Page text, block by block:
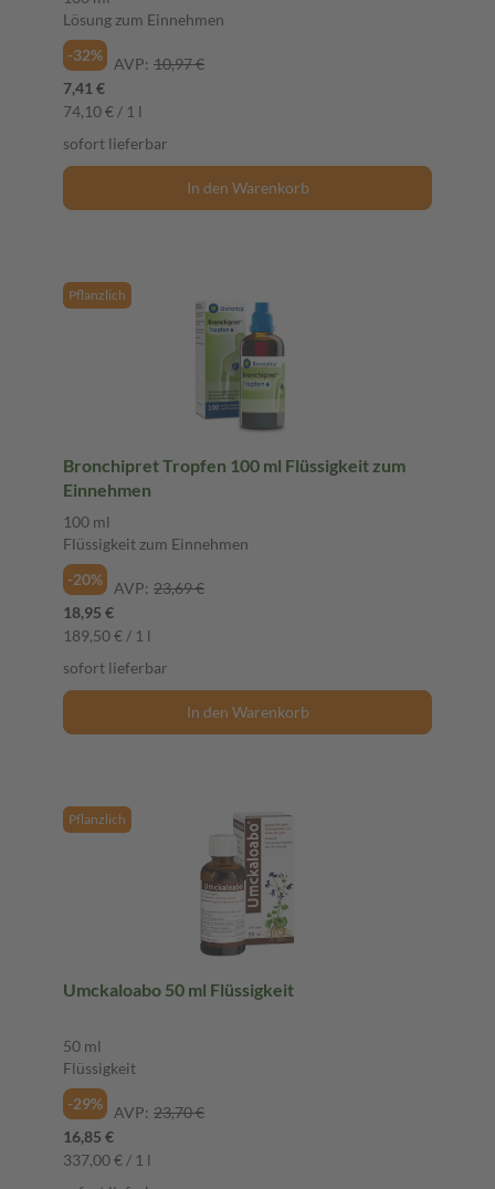
Lösung zum Einnehmen
-32%
AVP: 10,97 €
7,41 €
74,10 € / 1 l
sofort lieferbar
In den Warenkorb
Pflanzlich
Bronchipret Tropfen 100 ml Flüssigkeit zum
Einnehmen
100 ml
Flüssigkeit zum Einnehmen
-20%
AVP: 23,69 €
18,95 €
189,50 € / 1 l
sofort lieferbar
In den Warenkorb
Pflanzlich
Umckaloabo 50 ml Flüssigkeit
50 ml
Flüssigkeit
-29%
AVP: 23,70 €
16,85 €
337,00 € / 1 l